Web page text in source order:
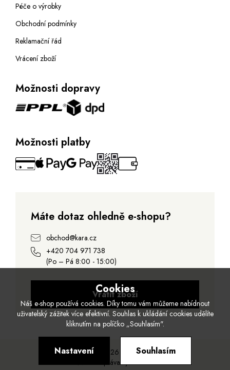
Péče o výrobky
Obchodní podmínky
Reklamační řád
Vrácení zboží
Možnosti dopravy
Možnosti platby
Máte dotaz ohledně e-shopu?
obchod@kara.cz
+420 704 971 738
(Po – Pá 8:00 - 15:00)
Vrátit zboží
© 2026 Kara.
Všechna práva vyhrazena.
Cookies
Náš e-shop používá cookies. Díky tomu vám můžeme nabídnout
uživatelský zážitek více efektivní. Souhlas k ukládání cookies udělíte
kliknutím na políčko „Souhlasím".
Nastavení Souhlasím